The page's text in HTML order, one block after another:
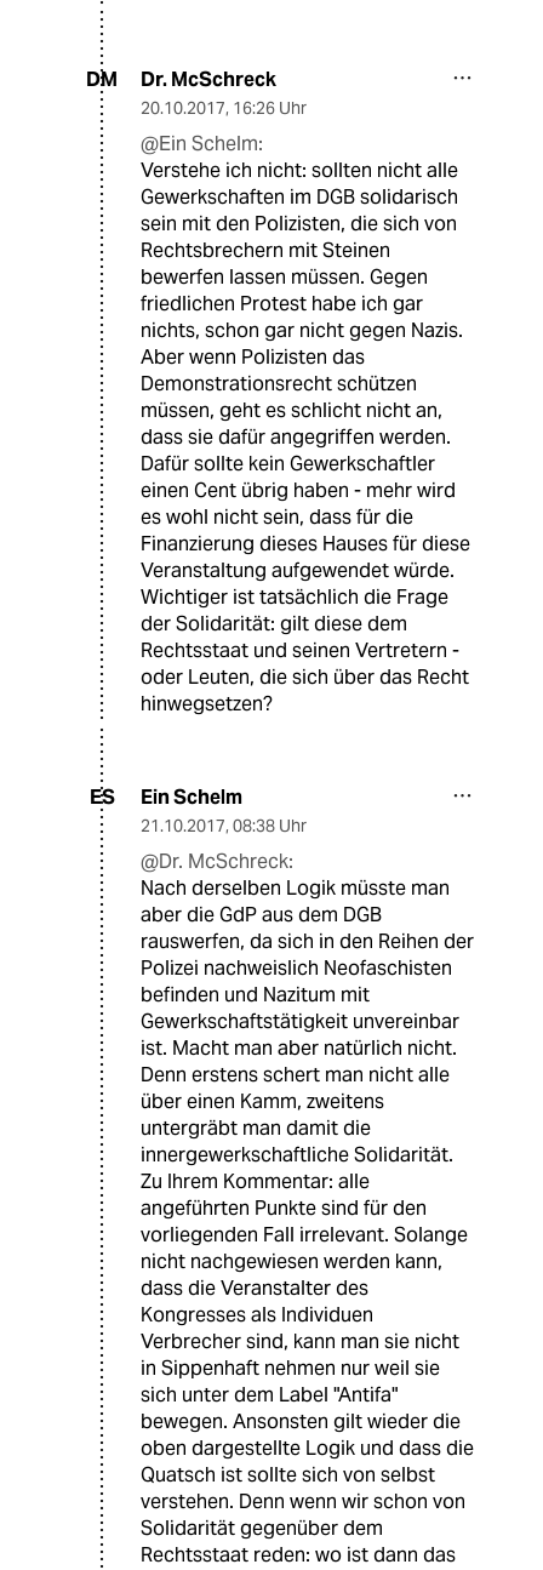
DM Dr. McSchreck
20.10.2017, 16:26 Uhr
@Ein Schelm:
Verstehe ich nicht: sollten nicht alle
Gewerkschaften im DGB solidarisch
sein mit den Polizisten, die sich von
Rechtsbrechern mit Steinen
bewerfen lassen müssen. Gegen
friedlichen Protest habe ich gar
nichts, schon gar nicht gegen Nazis.
Aber wenn Polizisten das
Demonstrationsrecht schützen
müssen, geht es schlicht nicht an,
dass sie dafür angegriffen werden.
Dafür sollte kein Gewerkschaftler
einen Cent übrig haben - mehr wird
es wohl nicht sein, dass für die
Finanzierung dieses Hauses für diese
Veranstaltung aufgewendet würde.
Wichtiger ist tatsächlich die Frage
der Solidarität: gilt diese dem
Rechtsstaat und seinen Vertretern -
oder Leuten, die sich über das Recht
hinwegsetzen?
ES Ein Schelm
21.10.2017, 08:38 Uhr
@Dr. McSchreck:
Nach derselben Logik müsste man
aber die GdP aus dem DGB
rauswerfen, da sich in den Reihen der
Polizei nachweislich Neofaschisten
befinden und Nazitum mit
Gewerkschaftstätigkeit unvereinbar
ist. Macht man aber natürlich nicht.
Denn erstens schert man nicht alle
über einen Kamm, zweitens
untergräbt man damit die
innergewerkschaftliche Solidarität.
Zu Ihrem Kommentar: alle
angeführten Punkte sind für den
vorliegenden Fall irrelevant. Solange
nicht nachgewiesen werden kann,
dass die Veranstalter des
Kongresses als Individuen
Verbrecher sind, kann man sie nicht
in Sippenhaft nehmen nur weil sie
sich unter dem Label "Antifa"
bewegen. Ansonsten gilt wieder die
oben dargestellte Logik und dass die
Quatsch ist sollte sich von selbst
verstehen. Denn wenn wir schon von
Solidarität gegenüber dem
Rechtsstaat reden: wo ist dann das